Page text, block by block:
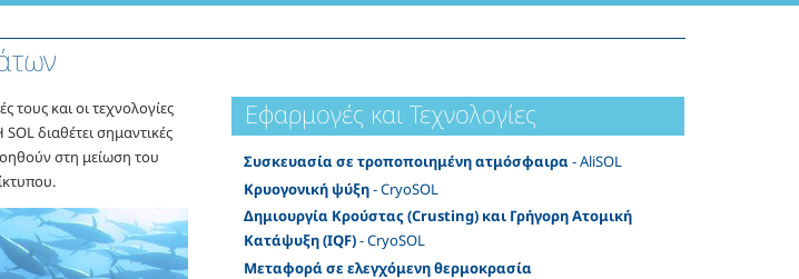
τους και οι τεχνολογίες
διαθέτει σημαντικές
στη μείωση του
Εφαρμογές και Τεχνολογίες
Συσκευασία σε τροποποιημένη ατμόσφαιρα- AliSOL
Κρυογονική ψύξη- CryoSOL
Δημιουργία Κρούστας (Crusting) και Γρήγορη Ατομική
Κατάψυξη (IQF)- CryoSOL
Μεταφορά σε ελεγχόμενη θερμοκρασία